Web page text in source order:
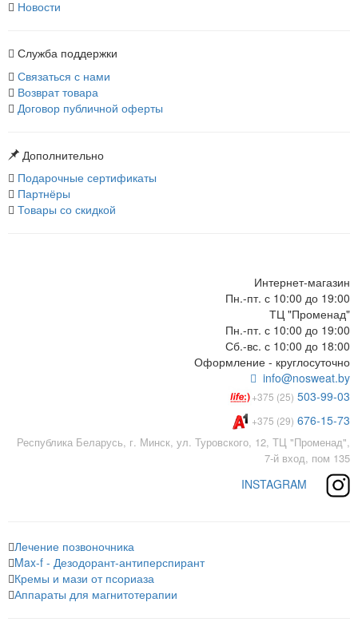
Новости
Служба поддержки
Связаться с нами
Возврат товара
Договор публичной оферты
Дополнительно
Подарочные сертификаты
Партнёры
Товары со скидкой
Интернет-магазин
Пн.-пт. с 10:00 до 19:00
ТЦ "Променад"
Пн.-пт. с 10:00 до 19:00
Сб.-вс. с 10:00 до 18:00
Оформление - круглосуточно
info@nosweat.by
+375 (25) 503-99-03
+375 (29) 676-15-73
Республика Беларусь, г. Минск, ул. Туровского, 12, ТЦ "Променад",
7-й вход, пом 135
INSTAGRAM
Лечение позвоночника
Max-f - Дезодорант-антиперспирант
Кремы и мази от псориаза
Аппараты для магнитотерапии